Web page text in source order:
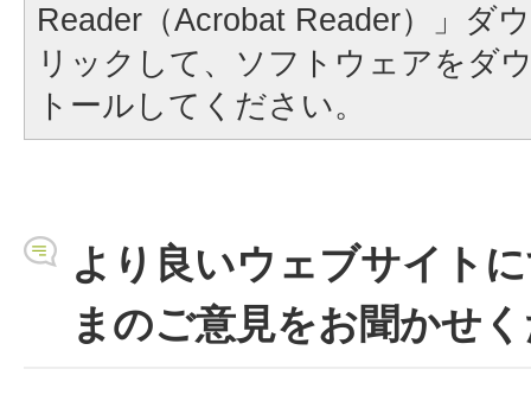
Reader（Acrobat Reader）」ダ
リックして、ソフトウェアをダ
トールしてください。
より良いウェブサイト
まのご意見をお聞かせ